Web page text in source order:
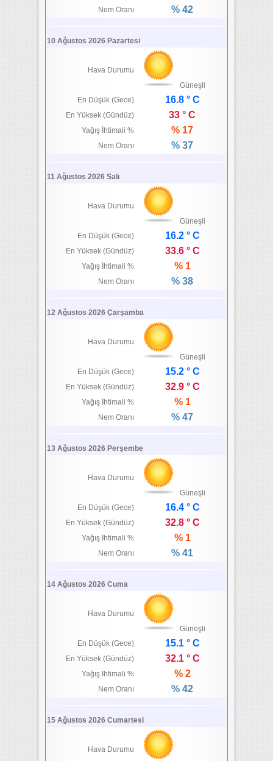
Nem Oranı % 42
10 Ağustos 2026 Pazartesi
Hava Durumu
Güneşli
En Düşük (Gece)
16.8 ° C
En Yüksek (Gündüz) 33 ° C
Yağış İhtimali % % 17
Nem Oranı % 37
11 Ağustos 2026 Salı
Hava Durumu
Güneşli
En Düşük (Gece)
16.2 ° C
En Yüksek (Gündüz) 33.6 ° C
Yağış İhtimali % % 1
Nem Oranı % 38
12 Ağustos 2026 Çarşamba
Hava Durumu
Güneşli
En Düşük (Gece)
15.2 ° C
En Yüksek (Gündüz) 32.9 ° C
Yağış İhtimali % % 1
Nem Oranı % 47
13 Ağustos 2026 Perşembe
Hava Durumu
Güneşli
En Düşük (Gece)
16.4 ° C
En Yüksek (Gündüz) 32.8 ° C
Yağış İhtimali % % 1
Nem Oranı % 41
14 Ağustos 2026 Cuma
Hava Durumu
Güneşli
En Düşük (Gece)
15.1 ° C
En Yüksek (Gündüz) 32.1 ° C
Yağış İhtimali % % 2
Nem Oranı % 42
15 Ağustos 2026 Cumartesi
Hava Durumu